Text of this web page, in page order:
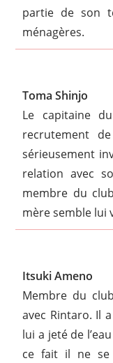
partie de son
ménagères.
Toma Shinjo
Le capitaine
recrutement
sérieusement
relation avec
membre du
mère semble lui
Itsuki Ameno
Membre du
avec Rintaro. Il
lui a jeté de
ce fait il ne se